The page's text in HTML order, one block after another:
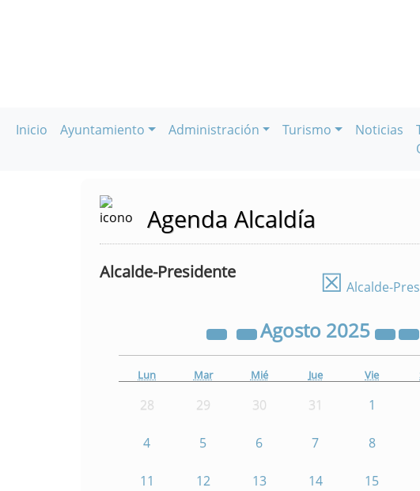
Inicio Ayuntamiento Administración Turismo Noticias
Agenda Alcaldía
Alcalde-Presidente ☒ Alcalde-
Agosto 2025
Lun Mar Mié Jue Vie
28 29 30 31 1
4 5 6 7 8
11 12 13 14 15